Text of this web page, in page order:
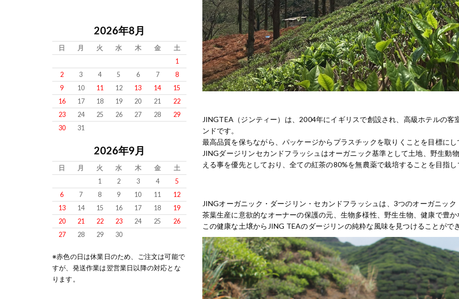
JINGTEA（ジンティー）は、2004年にイギリスで創設され、高級ホテルの
ンドです。
最高品質を保ちながら、パッケージからプラスチックを取りくことを目標に
JINGダージリンセカンドフラッシュはオーガニック基準として土地、野生動
える事を優先としており、全ての紅茶の80%を無農薬で栽培することを目指
JINGオーガニック・ダージリン・セカンドフラッシュは、3つのオーガニッ
茶葉生産に意欲的なオーナーの保護の元、生物多様性、野生生物、健康で豊
この健康な土壌からJING TEAのダージリンの純粋な風味を見つけることがで
2026年8月
日 月 火 水 木 金
土
1
2
3 4 5 6 7
8
9
10 11 12 13 14
15
16
17 18 19 20 21
22
23
24 25 26 27 28
29
30
31
2026年9月
日 月 火 水 木 金
土
1
2 3 4
5
6
7 8 9 10 11
12
13
14 15 16 17 18
19
20
21 22 23 24 25
26
27
28 29 30
※赤色の日は休業日のため、ご注文は可能で
すが、発送作業は翌営業日以降の対応とな
ります。